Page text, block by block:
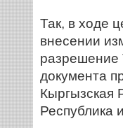
Так, в ходе
внесении
разрешение
документа
Кыргызская
Республика